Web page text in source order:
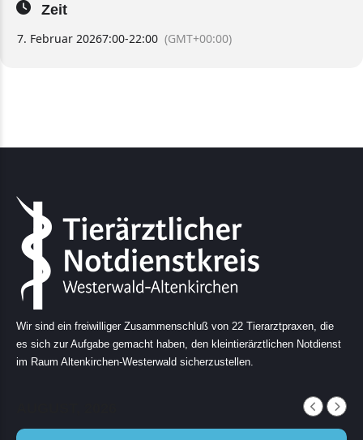
Zeit
7. Februar 20267:00-22:00 (GMT+00:00)
Wir sind ein freiwilliger Zusammenschluß von 22 Tierarztpraxen, die
es sich zur Aufgabe gemacht haben, den kleintierärztlichen Notdienst
im Raum Altenkirchen-Westerwald sicherzustellen.